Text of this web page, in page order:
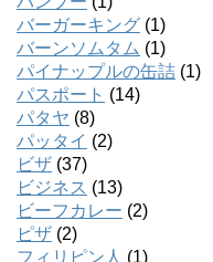
バーガーキング (1)
バーンソムタム (1)
パイナップルの缶詰 (1)
パスポート (14)
パタヤ (8)
パッタイ (2)
ビザ (37)
ビジネス (13)
ビーフカレー (2)
ピザ (2)
フィリピン人 (1)